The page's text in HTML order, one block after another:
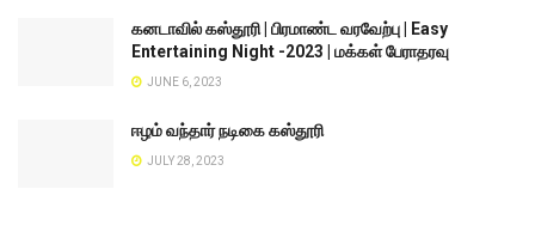
கனடாவில் கஸ்தூரி | பிரமாண்ட வரவேற்பு | Easy
Entertaining Night -2023 | மக்கள் பேராதரவு
JUNE 6, 2023
ஈழம் வந்தார் நடிகை கஸ்தூரி
JULY 28, 2023